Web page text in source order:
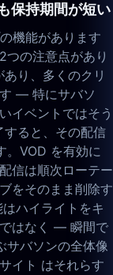
保持期間が短い
機能があります
の注意点があり
り、多くのクリ
— 特にサバソ
イベントではそう
すると、その配信
。VOD を有効に
信は順次ローテー
をそのまま削除す
ハイライトをキ
はなく — 瞬間で
バソンの全体像
イト はそれらす